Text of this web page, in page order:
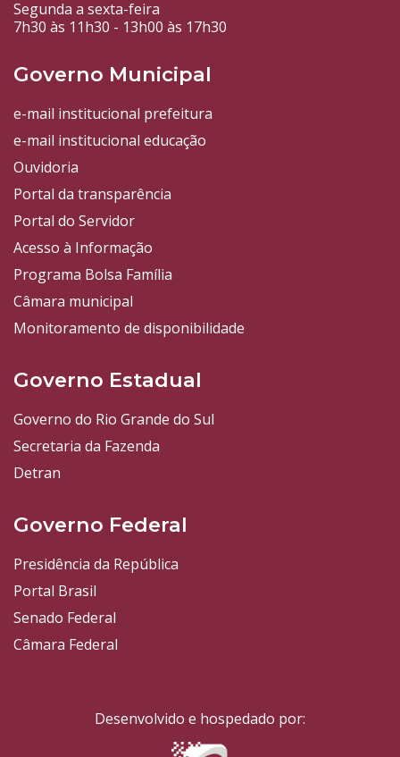
Segunda a sexta-feira
7h30 às 11h30 - 13h00 às 17h30
Governo Municipal
e-mail institucional prefeitura
e-mail institucional educação
Ouvidoria
Portal da transparência
Portal do Servidor
Acesso à Informação
Programa Bolsa Família
Câmara municipal
Monitoramento de disponibilidade
Governo Estadual
Governo do Rio Grande do Sul
Secretaria da Fazenda
Detran
Governo Federal
Presidência da República
Portal Brasil
Senado Federal
Câmara Federal
Desenvolvido e hospedado por: